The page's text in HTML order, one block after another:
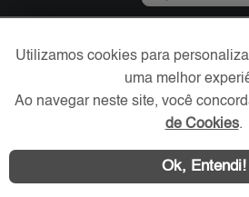
Utilizamos cookies para
uma melhor
Ao navegar neste site, você
de Cookies.
Ok, Entendi!